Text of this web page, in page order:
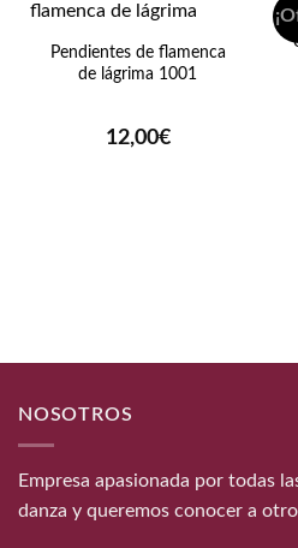
Pendientes de flamenca
de lágrima 1001
12,00€
NOSOTROS
Empresa apasionada por todas
danza y queremos conocer a